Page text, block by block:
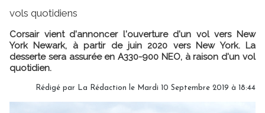
vols quotidiens
Corsair vient d'annoncer l'ouverture d'un vol vers New
York Newark, à partir de juin 2020 vers New York. La
desserte sera assurée en A330-900 NEO, à raison d'un vol
quotidien.
Rédigé par La Rédaction le Mardi 10 Septembre 2019 à 18:44